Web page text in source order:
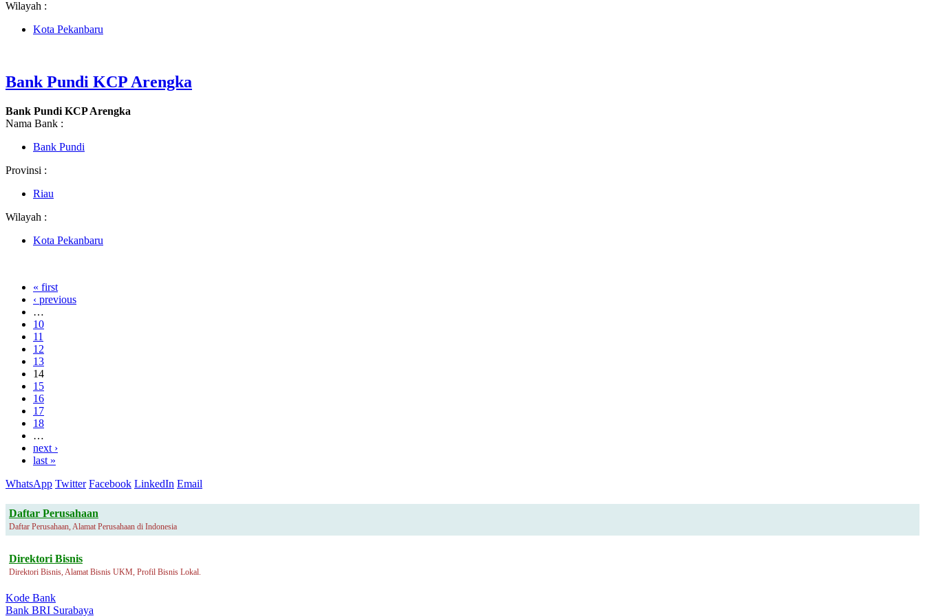
Wilayah :
Kota Pekanbaru
Bank Pundi KCP Arengka
Bank Pundi KCP Arengka
Nama Bank :
Bank Pundi
Provinsi :
Riau
Wilayah :
Kota Pekanbaru
« first
‹ previous
…
10
11
12
13
14
15
16
17
18
…
next ›
last »
WhatsApp Twitter Facebook LinkedIn Email
Daftar Perusahaan
Daftar Perusahaan, Alamat Perusahaan di Indonesia
Direktori Bisnis
Direktori Bisnis, Alamat Bisnis UKM, Profil Bisnis Lokal.
Kode Bank
Bank BRI Surabaya